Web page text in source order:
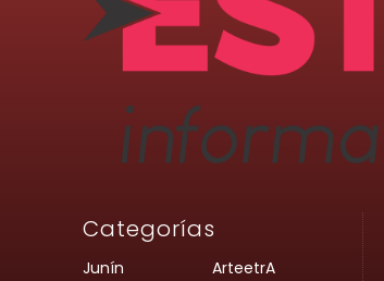
Categorías
Junín ArteetrA